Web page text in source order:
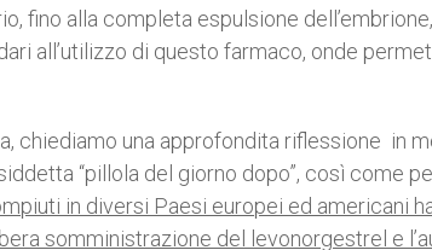
fino alla completa espulsione
all’utilizzo di questo farmaco, onde
chiediamo una approfondita riflessione in
“pillola del giorno dopo”, così come
in diversi Paesi europei ed americani
somministrazione del levonorgestrel e